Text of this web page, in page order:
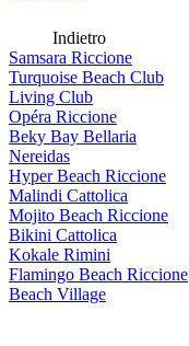
Indietro
Samsara Riccione
Turquoise Beach Club
Living Club
Opéra Riccione
Beky Bay Bellaria
Nereidas
Hyper Beach Riccione
Malindi Cattolica
Mojito Beach Riccione
Bikini Cattolica
Kokale Rimini
Flamingo Beach Riccione
Beach Village